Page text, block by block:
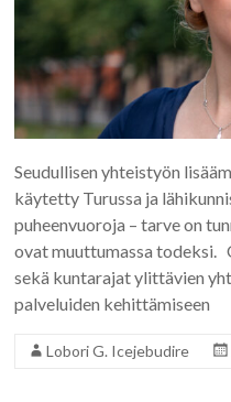
Seudullisen yhteistyön
käytetty Turussa ja
puheenvuoroja – tarve on
ovat muuttumassa todeksi.
sekä kuntarajat ylittävien
palveluiden kehittämiseen
Lobori G. Icejebudire